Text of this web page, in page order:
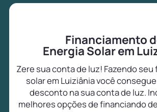
Financiamento
Energia Solar em
Zere sua conta de luz! Fazendo
solar em Luiziânia você
desconto na sua conta de luz.
melhores opções de financiando